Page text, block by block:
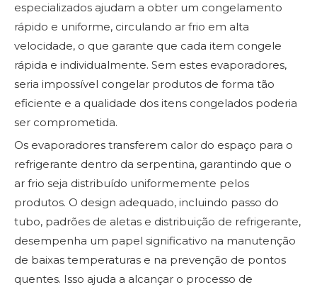
especializados ajudam a obter um congelamento
rápido e uniforme, circulando ar frio em alta
velocidade, o que garante que cada item congele
rápida e individualmente. Sem estes evaporadores,
seria impossível congelar produtos de forma tão
eficiente e a qualidade dos itens congelados poderia
ser comprometida.
Os evaporadores transferem calor do espaço para o
refrigerante dentro da serpentina, garantindo que o
ar frio seja distribuído uniformemente pelos
produtos. O design adequado, incluindo passo do
tubo, padrões de aletas e distribuição de refrigerante,
desempenha um papel significativo na manutenção
de baixas temperaturas e na prevenção de pontos
quentes. Isso ajuda a alcançar o processo de